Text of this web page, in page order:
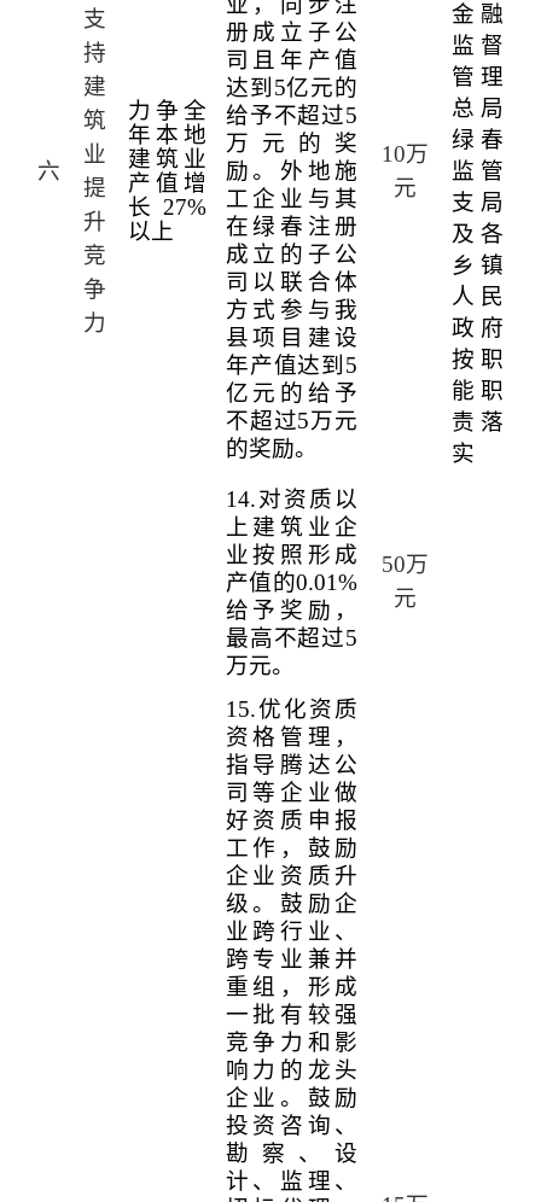
六
支
持
建
筑
业
提
升
竞
争
力
力争全
年本地
建筑业
产值增
长 27%
以上
册成立子公
司且年产值
达到 5亿元的
给予不超过5
万元的奖
励。外地施
工企业与其
在绿春注册
成立的子公
司以联合体
方式参与我
县项目建设
年产值达到 5
亿元的给予
不超过5万元
的奖励。
10万
元
金融
监督
管理
总局
绿春
监管
支局
及各
乡镇
人民
政府
按职
能职
责落
实
14.对资质以
上建筑业企
业按照形成
产值的0.01%
给予奖励，
最高不超过5
万元。
50万
元
15.优化资质
资格管理，
指导腾达公
司等企业做
好资质申报
工作，鼓励
企业资质升
级。鼓励企
业跨行业、
跨专业兼并
重组，形成
一批有较强
竞争力和影
响力的龙头
企业。鼓励
投资咨询、
勘察、设
计、监理、